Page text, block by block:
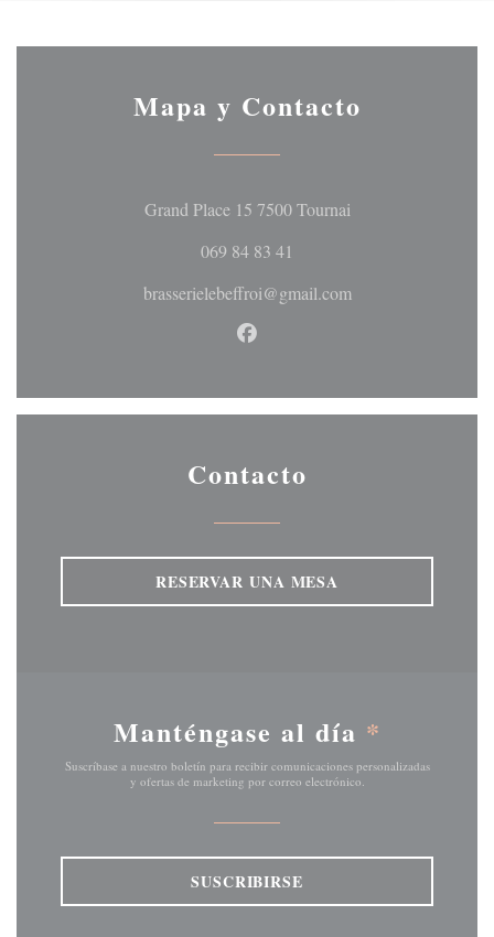
Mapa y Contacto
Grand Place 15 7500 Tournai((abre en una nueva
069 84 83 41
brasserielebeffroi@gmail.com
Facebook ((abre en una nueva
Contacto
RESERVAR UNA MESA
Manténgase al día *
Suscríbase a nuestro boletín para recibir comunicaciones personalizadas
y ofertas de marketing por correo electrónico.
SUSCRIBIRSE